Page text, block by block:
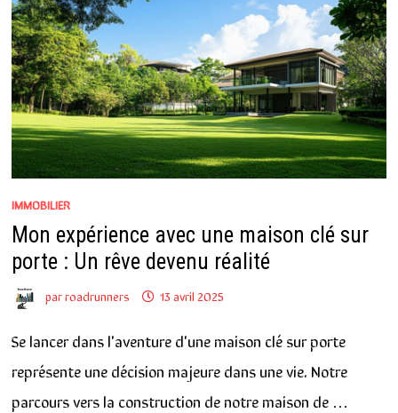
IMMOBILIER
Mon expérience avec une maison clé sur
porte : Un rêve devenu réalité
parroadrunners 13 avril 2025
Se lancer dans l'aventure d'une maison clé sur porte
représente une décision majeure dans une vie. Notre
parcours vers la construction de notre maison de …